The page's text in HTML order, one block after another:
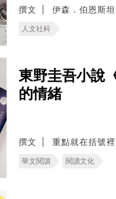
撰文 伊森．伯恩斯
人文社科
東野圭吾小說
的情緒
撰文 重點就在括號裡
華文閱讀 閱讀文化